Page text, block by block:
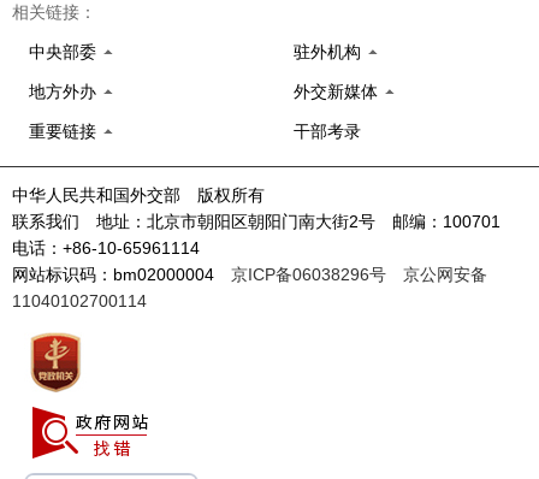
相关链接：
中央部委 驻外机构
地方外办 外交新媒体
重要链接 干部考录
中华人民共和国外交部 版权所有
联系我们 地址：北京市朝阳区朝阳门南大街2号 邮编：100701
电话：+86-10-65961114
网站标识码：bm02000004 京ICP备06038296号
京公网安备
11040102700114